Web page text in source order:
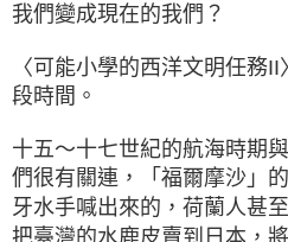
我們變成現在的我們？
〈可能小學的西洋文明任務
段時間。
十五～十七世紀的航海時期
們很有關連，「福爾摩沙」
牙水手喊出來的，荷蘭人甚
把臺灣的水鹿皮賣到日本，